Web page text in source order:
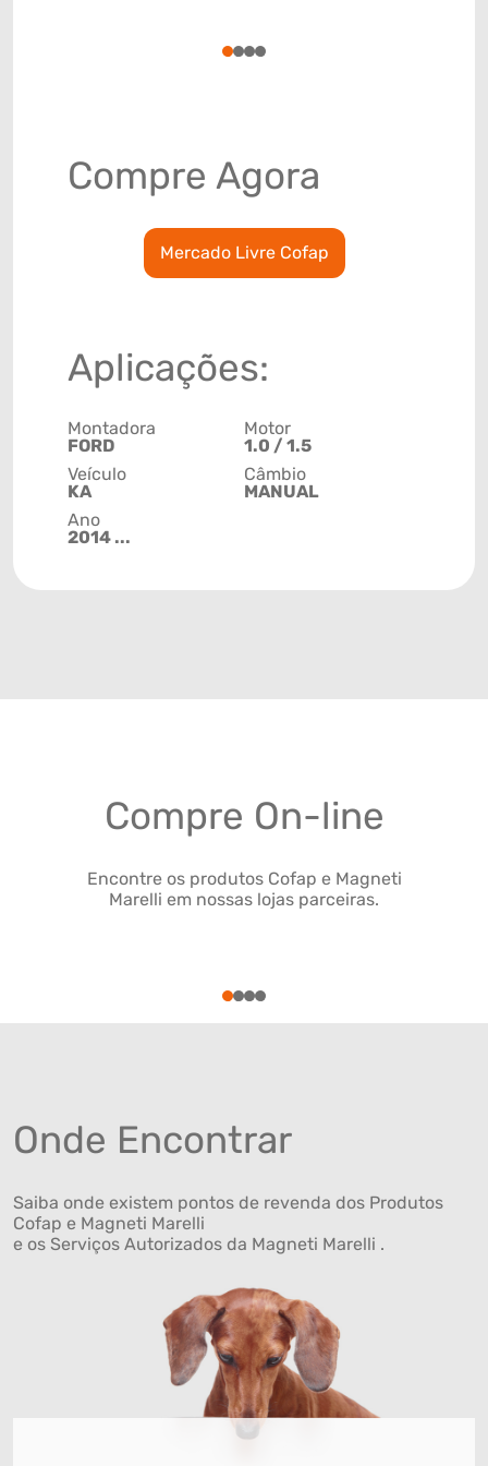
1234
Compre Agora
Mercado Livre Cofap
Aplicações:
Montadora
FORD
Veículo
KA
Ano
2014 ...
Motor
1.0 / 1.5
Câmbio
MANUAL
Compre On-line
Encontre os produtos Cofap e Magneti
Marelli em nossas lojas parceiras.
1234
Onde Encontrar
Saiba onde existem pontos de revenda dos Produtos
Cofap e Magneti Marelli
e os Serviços Autorizados da Magneti Marelli .